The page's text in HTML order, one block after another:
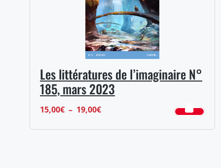
Les littératures de l’imaginaire N°
185, mars 2023
15,00€ – 19,00€Plage